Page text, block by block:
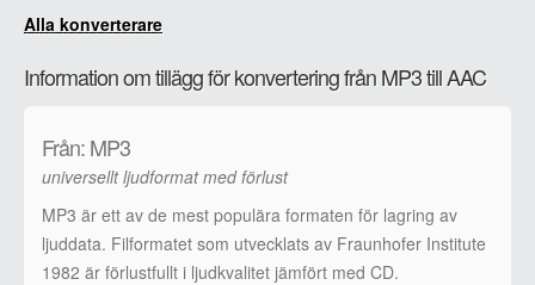
Alla konverterare
Information om tillägg för konvertering från MP3 till AAC
Från: MP3
universellt ljudformat med förlust
MP3 är ett av de mest populära formaten för lagring av
ljuddata. Filformatet som utvecklats av Fraunhofer Institute
1982 är förlustfullt i ljudkvalitet jämfört med CD.